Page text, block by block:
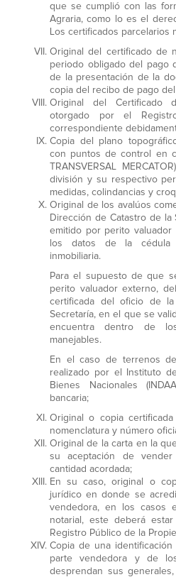
que se cumplió con las
Agraria, como lo es el
Los certificados parcelarios
Original del certificado de
periodo obligado del pago
de la presentación de la
copia del recibo de pago
Original del Certificado
otorgado por el
correspondiente
Copia del plano
con puntos de control en
TRANSVERSAL
división y su respectivo
medidas, colindancias y
Original de los avalúos
Dirección de Catastro de
emitido por perito
los datos de la cédula
inmobiliaria.
Para el supuesto de que
perito valuador externo,
certificada del oficio de
Secretaría, en el que se
encuentra dentro de
manejables.
En el caso de terrenos
realizado por el Instituto
Bienes Nacionales
bancaria;
Original o copia
nomenclatura y número
Original de la carta en la
su aceptación de
cantidad acordada;
En su caso, original o
jurídico en donde se
vendedora, en los casos
notarial, este deberá
Registro Público de la
Copia de una
parte vendedora y de
desprendan sus